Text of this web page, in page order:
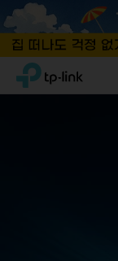
ClickTP-Link, Reliably